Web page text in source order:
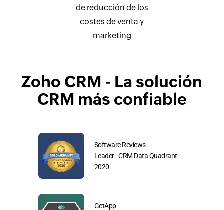
de reducción de los
costes de venta y
marketing
Zoho CRM - La solución
CRM más confiable
Software Reviews
Leader - CRM Data Quadrant
2020
GetApp